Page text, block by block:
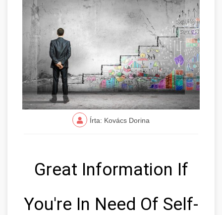
Írta: Kovács Dorina
Great Information If
You're In Need Of Self-